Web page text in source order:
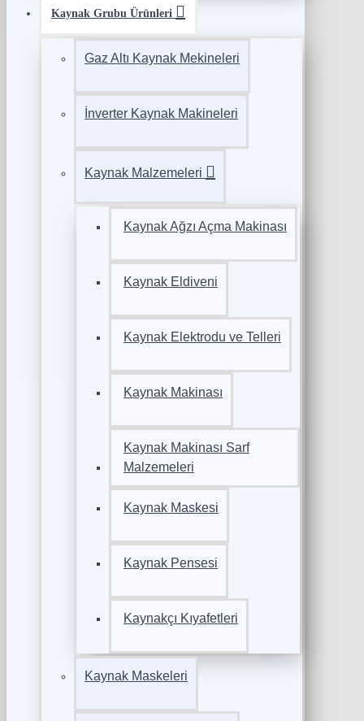
Kaynak Grubu Ürünleri
Gaz Altı Kaynak Mekineleri
İnverter Kaynak Makineleri
Kaynak Malzemeleri
Kaynak Ağzı Açma Makinası
Kaynak Eldiveni
Kaynak Elektrodu ve Telleri
Kaynak Makinası
Kaynak Makinası Sarf
Malzemeleri
Kaynak Maskesi
Kaynak Pensesi
Kaynakçı Kıyafetleri
Kaynak Maskeleri